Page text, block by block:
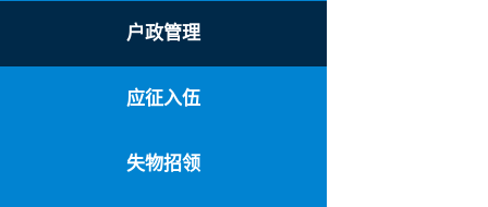
户政管理
应征入伍
失物招领